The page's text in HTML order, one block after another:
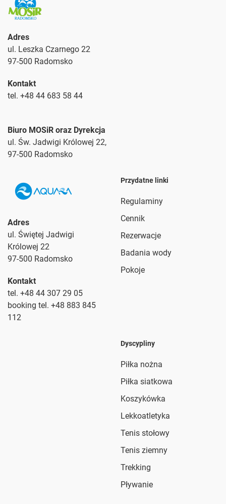
Adres
ul. Leszka Czarnego 22
97-500 Radomsko
Kontakt
tel. +48 44 683 58 44
Biuro MOSiR oraz Dyrekcja
ul. Św. Jadwigi Królowej 22,
97-500 Radomsko
Adres
ul. Świętej Jadwigi
Królowej 22
97-500 Radomsko
Kontakt
tel. +48 44 307 29 05
booking tel. +48 883 845
112
Przydatne linki
Regulaminy
Cennik
Rezerwacje
Badania wody
Pokoje
Dyscypliny
Piłka nożna
Piłka siatkowa
Koszykówka
Lekkoatletyka
Tenis stołowy
Tenis ziemny
Trekking
Pływanie